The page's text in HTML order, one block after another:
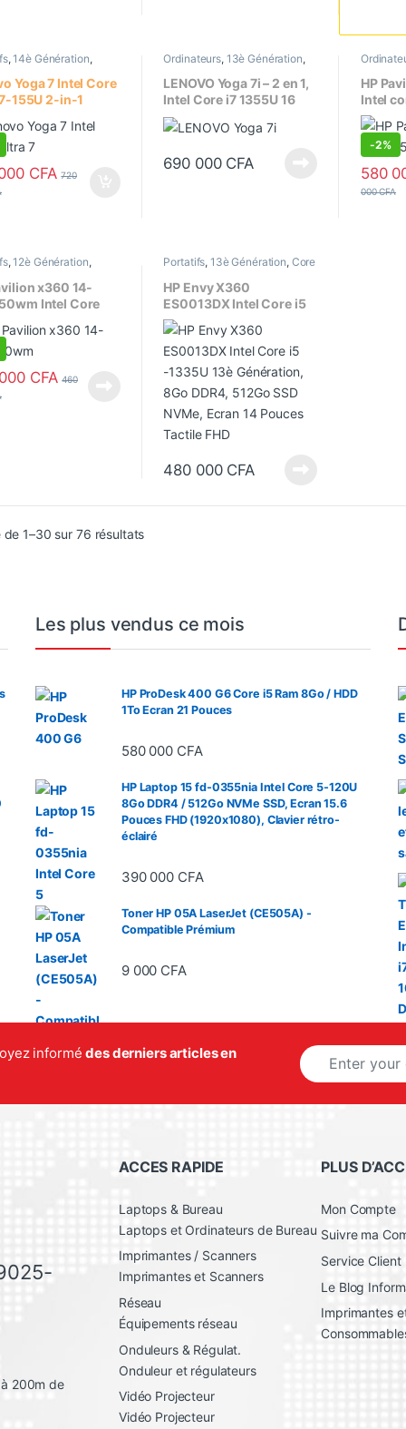
,14è Génération,
Ecran
tactile, Ordinateurs,
Intel
Yoga 7 Intel Core
155U 2-in-1
16Go / 1To SSD
14 Pouces
CFA 720
Ordinateurs, 13è Génération,
Ecran 16.1"
tactile,Portatifs,Processeur
Intel
LENOVO Yoga 7i – 2 en 1,
Intel Core i7 1355U 16
Go/512 Go SSD, Ecran
Tactile 16 Pouces
690 000 CFA
tactile,
dédié,
Intel
HP
Intel
16Go /
Ecran
-2%
580
000CFA
,12è Génération,
tactile,Ordinateurs
Intelx360 14-
Intel Core
16Go/512Go,
Tactile, Empreinte
CFA 460
Portatifs, 13è Génération, Core
Ordinateurs,Processeur Intel
HP Envy X360
ES0013DX Intel Core i5
-1335U 13è Génération,
8Go DDR4, 512Go SSD
NVMe, Ecran 14 Pouces
Tactile FHD
480 000 CFA
de 1–30 sur 76 résultatsTrié du plus récent au plus ancien
Les plus vendus ce mois
HP ProDesk 400 G6 Core i5 Ram 8Go / HDD
1To Ecran 21 Pouces
580 000 CFA
HP Laptop 15 fd-0355nia Intel Core 5-120U
8Go DDR4 / 512Go NVMe SSD, Ecran 15.6
Pouces FHD (1920x1080), Clavier rétro-
éclairé
390 000 CFA
Toner HP 05A LaserJet (CE505A) -
Compatible Prémium
9 000 CFA
informédes derniers articles en
E
m
i
200m de
ACCES RAPIDE
Laptops & Bureau
Laptops et Ordinateurs de Bureau
Imprimantes / Scanners
Imprimantes et Scanners
Réseau
Équipements réseau
Onduleurs & Régulat.
Onduleur et régulateurs
Vidéo Projecteur
Vidéo Projecteur
PLUS
Mon Compte
Suivre ma
Service Client
Le Blog
Imprimantes